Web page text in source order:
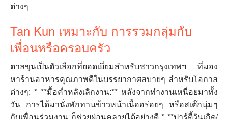
ต่างๆ
Tan Kun เหมาะกับ การรวมกลุ่มกับ
เพื่อนหรือครอบครัว
ตาลขุนเป็นตัวเลือกที่ยอดเยี่ยมสำหรับชาวกรุงเทพฯ ที่มอง
หาร้านอาหารคุณภาพดีในบรรยากาศสบายๆ สำหรับโอกาส
ต่างๆ: * **มื้อค่ำหลังเลิกงาน:** หลังจากทำงานเหนื่อยมาทั้ง
วัน การได้มานั่งพักทานข้าวหน้าเนื้ออร่อยๆ หรือสเต๊กนุ่มๆ